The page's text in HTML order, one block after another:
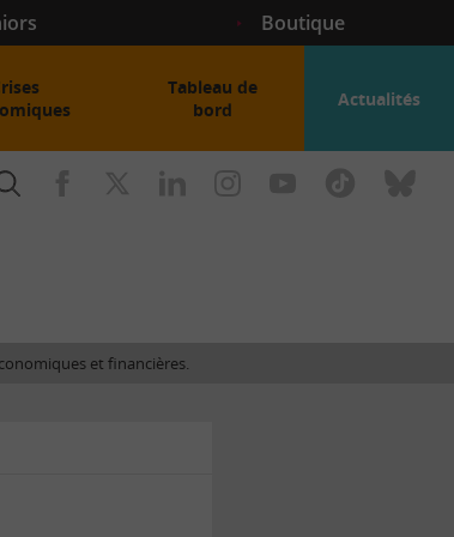
Boutique
Tableau de
bord
Actualités
et financières.